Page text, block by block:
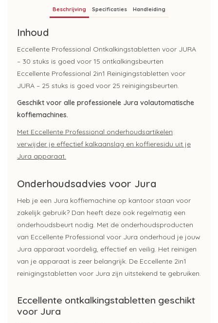
Beschrijving Specificaties Handleiding
Inhoud
Eccellente Professional Ontkalkingstabletten voor JURA
– 30 stuks is goed voor 15 ontkalkingsbeurten
Eccellente Professional 2in1 Reinigingstabletten voor
JURA – 25 stuks is goed voor 25 reinigingsbeurten.
Geschikt voor alle professionele Jura volautomatische
koffiemachines.
Met Eccellente Professional onderhoudsartikelen
verwijder je effectief kalkaanslag en koffieresidu uit je
Jura apparaat.
Onderhoudsadvies voor Jura
Heb je een Jura koffiemachine op kantoor staan voor
zakelijk gebruik? Dan heeft deze ook regelmatig een
onderhoudsbeurt nodig. Met de onderhoudsproducten
van Eccellente Professional voor Jura onderhoud je jouw
Jura apparaat voordelig, effectief en veilig. Het reinigen
van je apparaat is zeer belangrijk. De Eccellente 2in1
reinigingstabletten voor Jura zijn uitstekend te gebruiken.
Eccellente ontkalkingstabletten geschikt
voor Jura